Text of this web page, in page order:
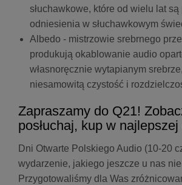
słuchawkowe, które od wielu lat są
odniesienia w słuchawkowym
Albedo - mistrzowie srebrnego
produkują okablowanie audio
własnoręcznie wytapianym
niesamowitą czystość i
Zapraszamy do Q21!
posłuchaj, kup w najlepszej
Dni Otwarte Polskiego Audio (10-20
wydarzenie, jakiego jeszcze u nas nie
Przygotowaliśmy dla Was